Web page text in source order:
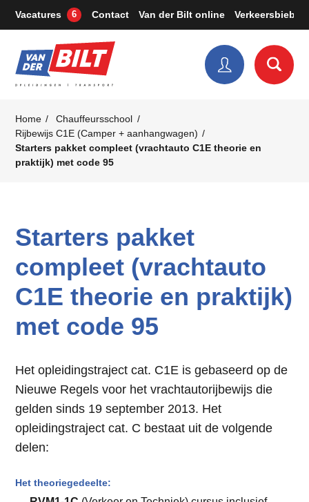
Vacatures 6 Contact Van der Bilt online Verkeersbieb
Home
Chauffeursschool
Rijbewijs C1E (Camper + aanhangwagen)
Starters pakket compleet (vrachtauto C1E theorie en
praktijk) met code 95
Starters pakket
compleet (vrachtauto
C1E theorie en praktijk)
met code 95
Het opleidingstraject cat. C1E is gebaseerd op de
Nieuwe Regels voor het vrachtautorijbewijs die
gelden sinds 19 september 2013. Het
opleidingstraject cat. C bestaat uit de volgende
delen:
Het theoriegedeelte: